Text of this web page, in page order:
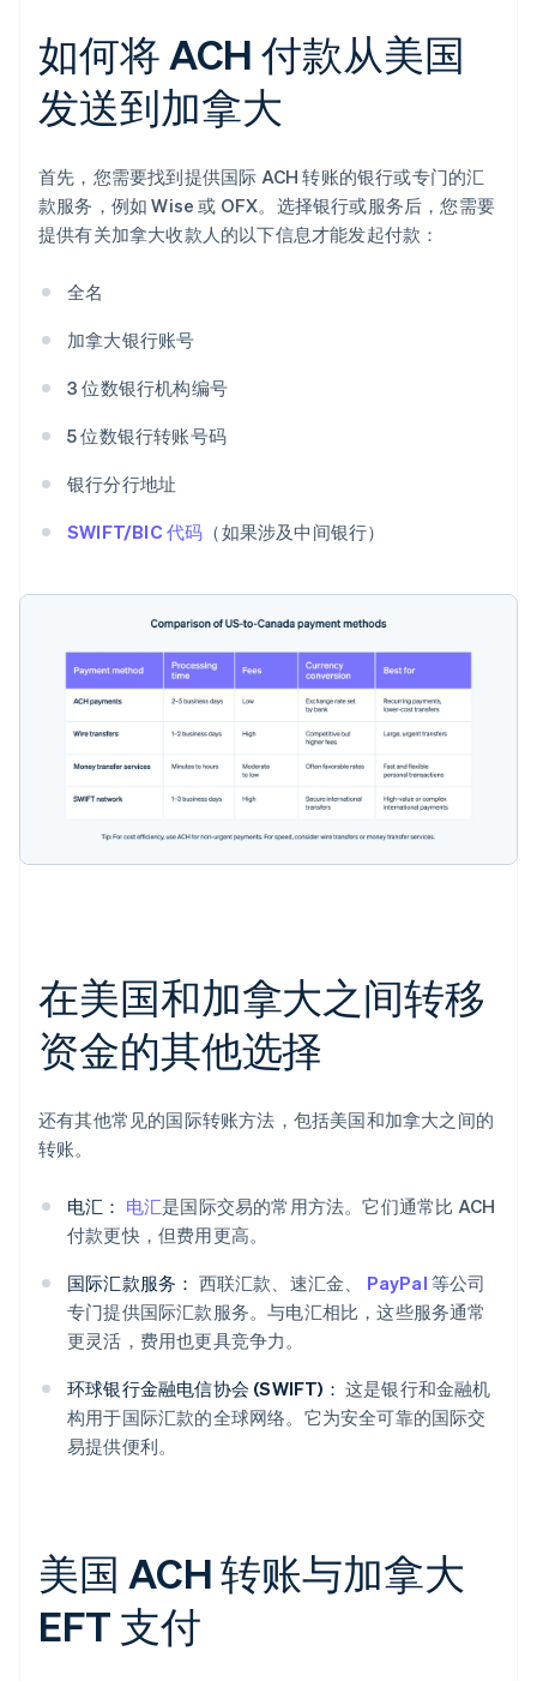
如何将 ACH 付款从美国
发送到加拿大
首先，您需要找到提供国际 ACH 转账的银行或专门的汇
款服务，例如 Wise 或 OFX。选择银行或服务后，您需要
提供有关加拿大收款人的以下信息才能发起付款：
全名
加拿大银行账号
3 位数银行机构编号
5 位数银行转账号码
银行分行地址
SWIFT/BIC 代码 （如果涉及中间银行）
在美国和加拿大之间转移
资金的其他选择
还有其他常见的国际转账方法，包括美国和加拿大之间的
转账。
电汇： 电汇是国际交易的常用方法。它们通常比 ACH
付款更快，但费用更高。
国际汇款服务： 西联汇款、速汇金、 PayPal 等公司
专门提供国际汇款服务。与电汇相比，这些服务通常
更灵活，费用也更具竞争力。
环球银行金融电信协会 (SWIFT)： 这是银行和金融机
构用于国际汇款的全球网络。它为安全可靠的国际交
易提供便利。
美国 ACH 转账与加拿大
EFT 支付